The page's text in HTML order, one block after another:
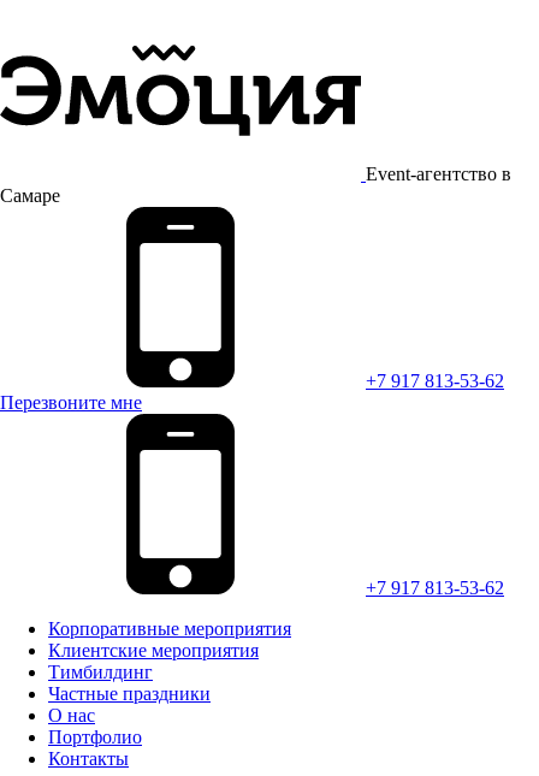
Event-агентство в
Самаре
+7 917 813-53-62
Перезвоните мне
+7 917 813-53-62
Корпоративные мероприятия
Клиентские мероприятия
Тимбилдинг
Частные праздники
О нас
Портфолио
Контакты